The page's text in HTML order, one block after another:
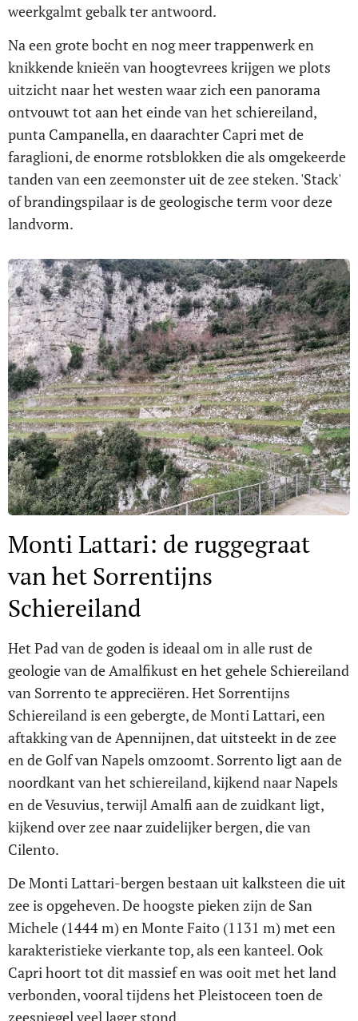
weerkgalmt gebalk ter antwoord.
Na een grote bocht en nog meer trappenwerk en
knikkende knieën van hoogtevrees krijgen we plots
uitzicht naar het westen waar zich een panorama
ontvouwt tot aan het einde van het schiereiland,
punta Campanella, en daarachter Capri met de
faraglioni, de enorme rotsblokken die als omgekeerde
tanden van een zeemonster uit de zee steken. 'Stack'
of brandingspilaar is de geologische term voor deze
landvorm.
Monti Lattari: de ruggegraat
van het Sorrentijns
Schiereiland
Het Pad van de goden is ideaal om in alle rust de
geologie van de Amalfikust en het gehele Schiereiland
van Sorrento te appreciëren. Het Sorrentijns
Schiereiland is een gebergte, de Monti Lattari, een
aftakking van de Apennijnen, dat uitsteekt in de zee
en de Golf van Napels omzoomt. Sorrento ligt aan de
noordkant van het schiereiland, kijkend naar Napels
en de Vesuvius, terwijl Amalfi aan de zuidkant ligt,
kijkend over zee naar zuidelijker bergen, die van
Cilento.
De Monti Lattari-bergen bestaan uit kalksteen die uit
zee is opgeheven. De hoogste pieken zijn de San
Michele (1444 m) en Monte Faito (1131 m) met een
karakteristieke vierkante top, als een kanteel. Ook
Capri hoort tot dit massief en was ooit met het land
verbonden, vooral tijdens het Pleistoceen toen de
zeespiegel veel lager stond.